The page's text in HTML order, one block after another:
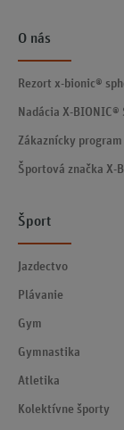
O nás
Rezort x-bionic®
Nadácia X-BIONIC®
Zákaznícky program
Športová značka X-
Šport
Jazdectvo
Plávanie
Gym
Gymnastika
Atletika
Kolektívne športy